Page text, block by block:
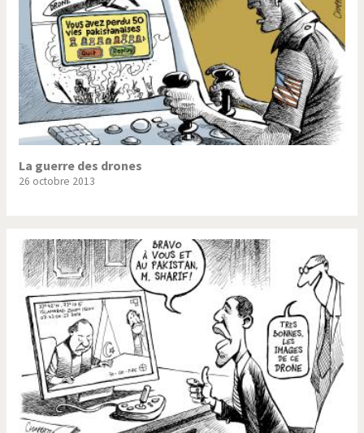
La guerre des drones
26 octobre 2013